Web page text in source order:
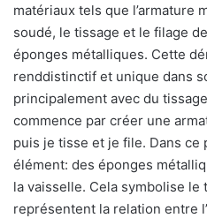
matériaux tels que l’armature
soudé, le tissage et le filage
éponges métalliques. Cette
renddistinctif et unique dans
principalement avec du
commence par créer une
puis je tisse et je file. Dans ce
élément: des éponges
la vaisselle. Cela symbolise le
représentent la relation entre